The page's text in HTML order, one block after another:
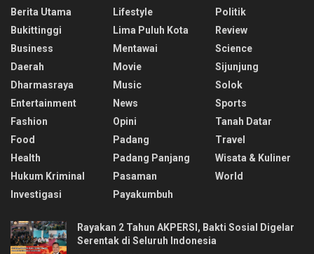
Berita Utama
Bukittinggi
Business
Daerah
Dharmasraya
Entertainment
Fashion
Food
Health
Hukum Kriminal
Investigasi
Lifestyle
Lima Puluh Kota
Mentawai
Movie
Music
News
Opini
Padang
Padang Panjang
Pasaman
Payakumbuh
Politik
Review
Science
Sijunjung
Solok
Sports
Tanah Datar
Travel
Wisata & Kuliner
World
Rayakan 2 Tahun AKPERSI, Bakti Sosial Digelar
Serentak di Seluruh Indonesia